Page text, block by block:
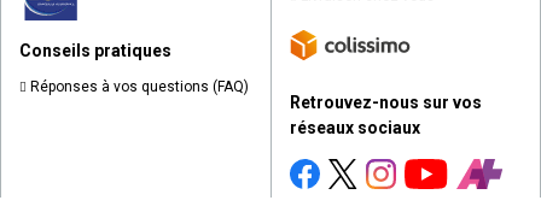
Conseils pratiques
Réponses à vos questions (FAQ)
Retrouvez-nous sur vos
réseaux sociaux